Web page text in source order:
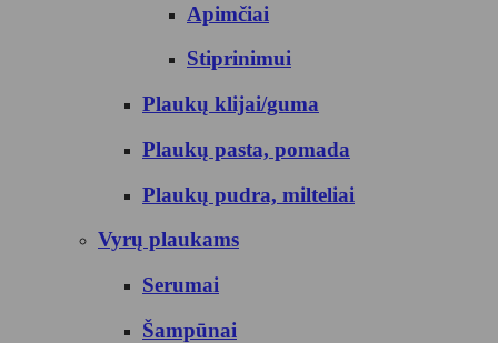
Apimčiai
Stiprinimui
Plaukų klijai/guma
Plaukų pasta, pomada
Plaukų pudra, milteliai
Vyrų plaukams
Serumai
Šampūnai